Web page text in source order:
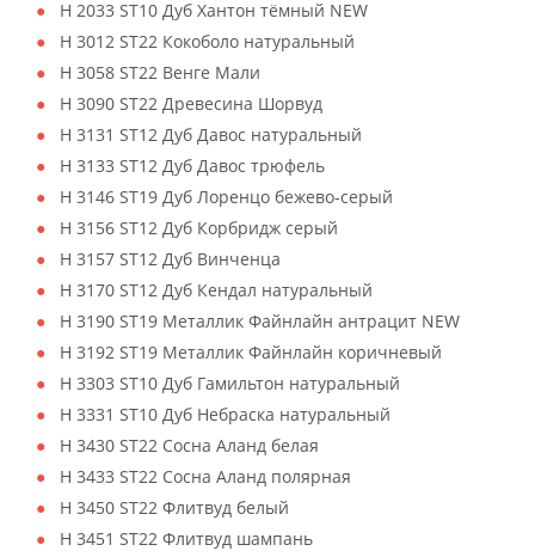
H 2033 ST10 Дуб Хантон тёмный NEW
H 3012 ST22 Кокоболо натуральный
H 3058 ST22 Венге Мали
H 3090 ST22 Древесина Шорвуд
H 3131 ST12 Дуб Давос натуральный
H 3133 ST12 Дуб Давос трюфель
H 3146 ST19 Дуб Лоренцо бежево-серый
H 3156 ST12 Дуб Корбридж серый
H 3157 ST12 Дуб Винченца
H 3170 ST12 Дуб Кендал натуральный
H 3190 ST19 Металлик Файнлайн антрацит NEW
H 3192 ST19 Металлик Файнлайн коричневый
H 3303 ST10 Дуб Гамильтон натуральный
H 3331 ST10 Дуб Небраска натуральный
H 3430 ST22 Сосна Аланд белая
H 3433 ST22 Сосна Аланд полярная
H 3450 ST22 Флитвуд белый
H 3451 ST22 Флитвуд шампань